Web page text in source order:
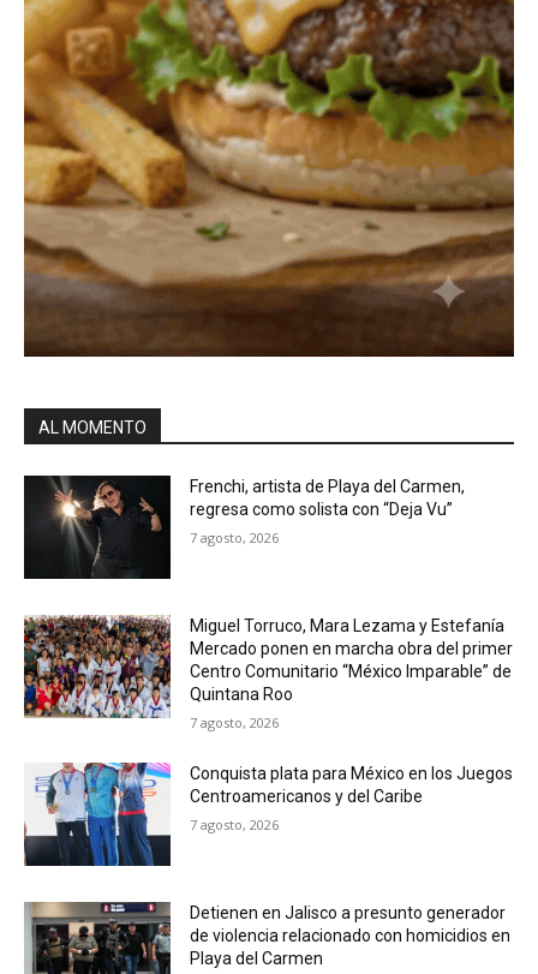
AL MOMENTO
Frenchi, artista de Playa del Carmen,
regresa como solista con “Deja Vu”
7 agosto, 2026
Miguel Torruco, Mara Lezama y Estefanía
Mercado ponen en marcha obra del primer
Centro Comunitario “México Imparable” de
Quintana Roo
7 agosto, 2026
Conquista plata para México en los Juegos
Centroamericanos y del Caribe
7 agosto, 2026
Detienen en Jalisco a presunto generador
de violencia relacionado con homicidios en
Playa del Carmen